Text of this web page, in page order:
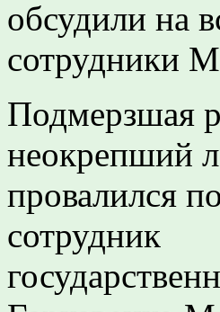
обсудили на
Подмерзшая
неокрепший
провалился
сотрудник